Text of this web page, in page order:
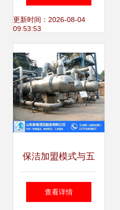
的可靠之光
更新时间：2026-08-04
09:53:53
保洁加盟模式与五
金交电行业的拓展
查看详情